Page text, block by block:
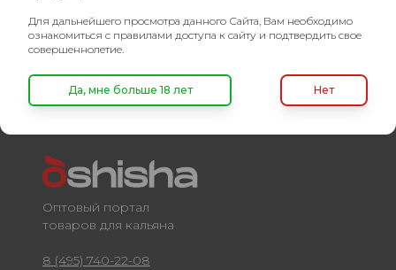
Оптовый портал
товаров для кальяна
8 (495) 740-22-08
Для дальнейшего просмотра данного Сайта, Вам необходимо
ознакомиться с правилами доступа к сайту и подтвердить свое
совершеннолетие.
Да, мне больше 18 лет Нет